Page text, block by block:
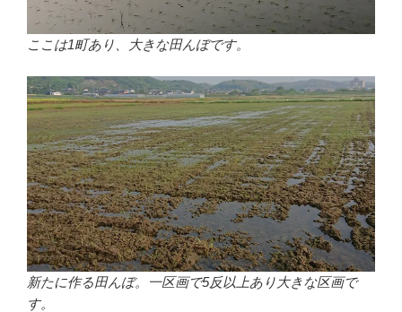
ここは1町あり、大きな田んぼです。
新たに作る田んぼ。一区画で5反以上あり大きな区画で
す。